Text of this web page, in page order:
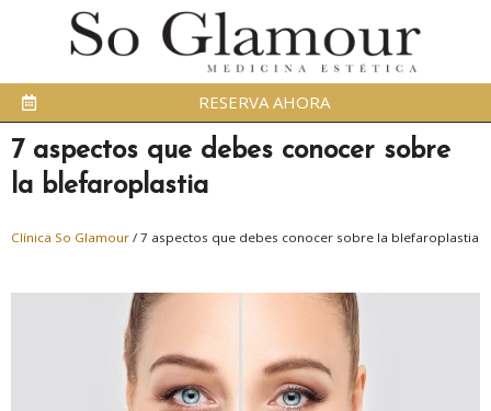
RESERVA AHORA
7 aspectos que debes conocer sobre
la blefaroplastia
Clínica So Glamour / 7 aspectos que debes conocer sobre la blefaroplastia